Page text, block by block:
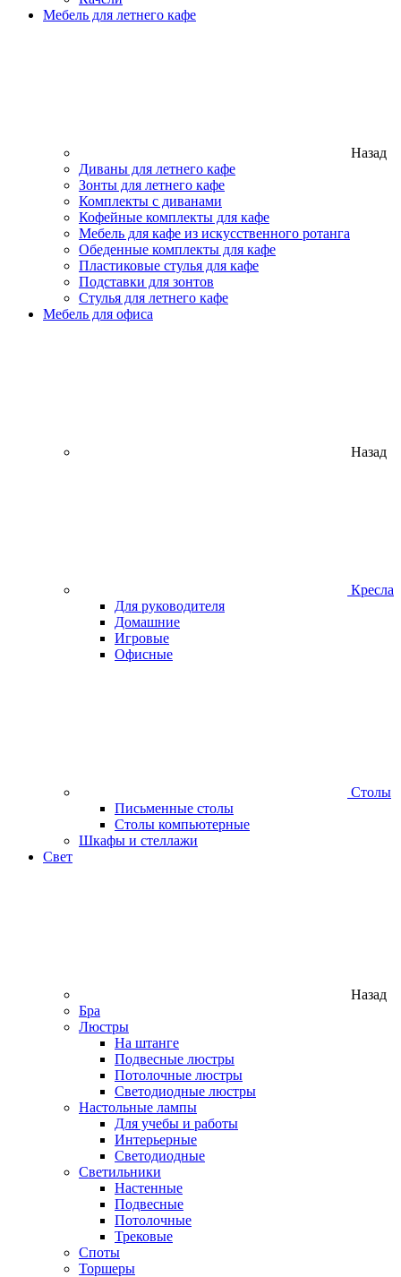
Мебель для летнего кафе
Назад
Диваны для летнего кафе
Зонты для летнего кафе
Комплекты с диванами
Кофейные комплекты для кафе
Мебель для кафе из искусственного ротанга
Обеденные комплекты для кафе
Пластиковые стулья для кафе
Подставки для зонтов
Стулья для летнего кафе
Мебель для офиса
Назад
Кресла
Для руководителя
Домашние
Игровые
Офисные
Столы
Письменные столы
Столы компьютерные
Шкафы и стеллажи
Свет
Назад
Бра
Люстры
На штанге
Подвесные люстры
Потолочные люстры
Светодиодные люстры
Настольные лампы
Для учебы и работы
Интерьерные
Светодиодные
Светильники
Настенные
Подвесные
Потолочные
Трековые
Споты
Торшеры